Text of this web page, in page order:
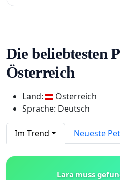
Die beliebtesten
Österreich
Land:
Österreich
Sprache: Deutsch
Im Trend Neueste
Lara muss